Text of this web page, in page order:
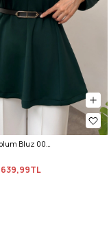
Kemerli Peplum Bluz 0040 - ZÜMRÜT YEŞİLİ
639,99TL